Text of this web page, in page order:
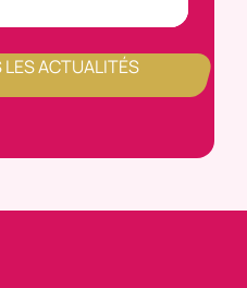
ACTUALITÉS